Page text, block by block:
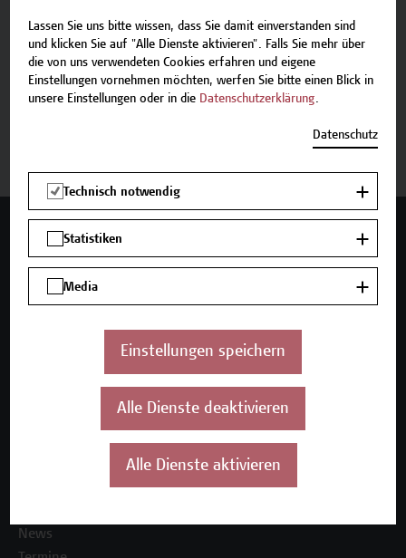
Zurück zum Zertifikatsprogramm
Mehr Infos gewünscht?
Unser Angebot
Seminare und Zertifikatsprogramme
Inhouse-Weiterbildung
Beratungsleistungen
Die Campus Wien Academy
Referenzen und Partner*innen
News
Lassen Sie uns bitte wissen, dass Sie damit einverstanden sind
und klicken Sie auf "Alle Dienste aktivieren". Falls Sie mehr über
die von uns verwendeten Cookies erfahren und eigene
Einstellungen vornehmen möchten, werfen Sie bitte einen Blick in
unsere Einstellungen oder in die Datenschutzerklärung.
Datenschutz
Technisch notwendig
Statistiken
Media
Einstellungen speichern
Alle Dienste deaktivieren
Alle Dienste aktivieren